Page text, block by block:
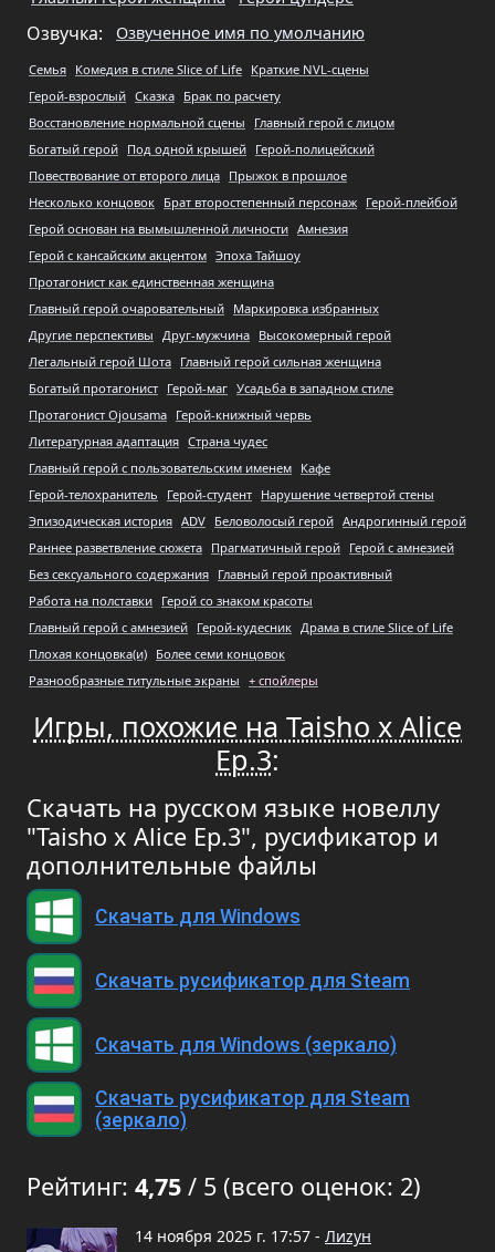
Озвучка: Озвученное имя по умолчанию
Семья Комедия в стиле Slice of Life Краткие NVL-сцены
Герой-взрослый Сказка Брак по расчету
Восстановление нормальной сцены
Главный герой с лицом
Богатый герой Под одной крышей Герой-полицейский
Повествование от второго лица Прыжок в прошлое
Несколько концовок Брат второстепенный персонаж Герой-плейбой
Герой основан на вымышленной личности Амнезия
Герой с кансайским акцентом Эпоха Тайшоу
Протагонист как единственная женщина
Главный герой очаровательный Маркировка избранных
Другие перспективы Друг-мужчина Высокомерный герой
Легальный герой Шота Главный герой сильная женщина
Богатый протагонист Герой-маг Усадьба в западном стиле
Протагонист Ojousama Герой-книжный червь
Литературная адаптация Страна чудес
Главный герой с пользовательским именем Кафе
Герой-телохранитель
Герой-студент Нарушение четвертой стены
Эпизодическая история ADV Беловолосый герой Андрогинный герой
Раннее разветвление сюжета Прагматичный герой Герой с амнезией
Без сексуального содержания Главный герой проактивный
Работа на полставки Герой со знаком красоты
Главный герой с амнезией Герой-кудесник Драма в стиле Slice of Life
Плохая концовка(и) Более семи концовок
Разнообразные титульные экраны + спойлеры
Игры, похожие на Taisho x Alice
Ep.3:
Скачать на русском языке новеллу
"Taisho x Alice Ep.3", русификатор и
дополнительные файлы
Скачать для Windows
Скачать русификатор для Steam
Скачать для Windows (зеркало)
Скачать русификатор для Steam
(зеркало)
Рейтинг: 4,75 / 5 (всего оценок: 2)
14 ноября 2025 г. 17:57 - Лиzун